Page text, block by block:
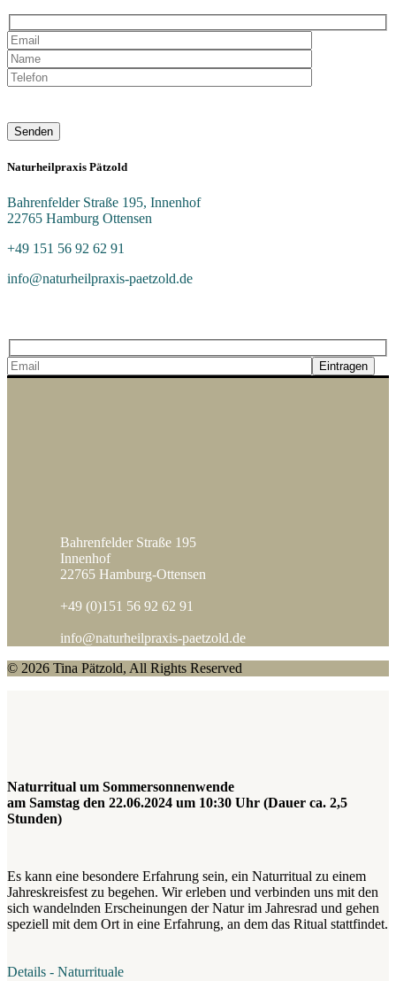
Senden
Naturheilpraxis Pätzold
Bahrenfelder Straße 195, Innenhof
22765 Hamburg Ottensen
+49 151 56 92 62 91
info@naturheilpraxis-paetzold.de
Eintragen
Bahrenfelder Straße 195
Innenhof
22765 Hamburg-Ottensen
+49 (0)151 56 92 62 91
info@naturheilpraxis-paetzold.de
© 2026 Tina Pätzold, All Rights Reserved
Naturritual um Sommersonnenwende
am Samstag den 22.06.2024 um 10:30 Uhr (Dauer ca. 2,5
Stunden)
Es kann eine besondere Erfahrung sein, ein Naturritual zu einem
Jahreskreisfest zu begehen. Wir erleben und verbinden uns mit den
sich wandelnden Erscheinungen der Natur im Jahresrad und gehen
speziell mit dem Ort in eine Erfahrung, an dem das Ritual stattfindet.
Details - Naturrituale